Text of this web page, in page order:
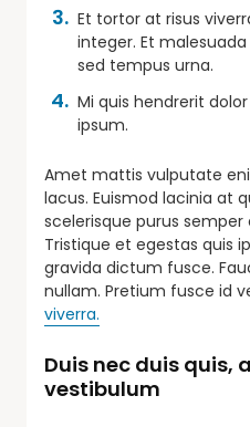
Et tortor at risus
integer. Et
sed tempus urna.
Mi quis hendrerit
ipsum.
Amet mattis vulputate
lacus. Euismod lacinia at
scelerisque purus
Tristique et egestas quis
gravida dictum fusce.
nullam. Pretium fusce id
viverra.
Duis nec duis quis,
vestibulum